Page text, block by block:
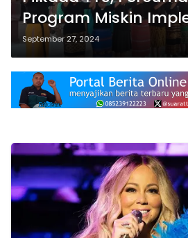
Program Miskin
Lebih Baik Sedikit
Implementasi
September 27, 2024